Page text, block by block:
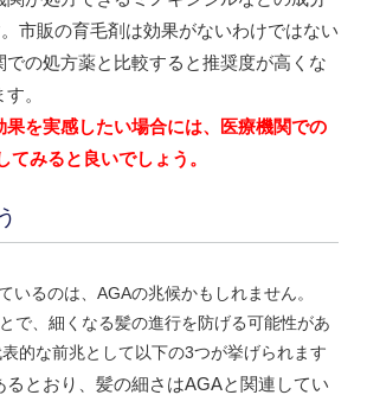
市販の育毛剤は効果がないわけではない
での処方薬と比較すると推奨度が高くな
。
果を実感したい場合には、医療機関での
みると良いでしょう。
いるのは、AGAの兆候かもしれません。
で、細くなる髪の進行を防げる可能性があ
的な前兆として以下の3つが挙げられます
るとおり、髪の細さはAGAと関連してい